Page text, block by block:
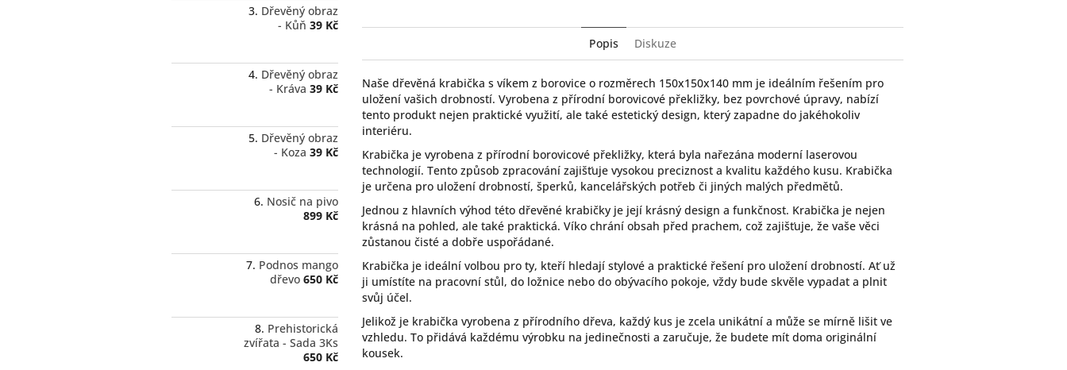
Dřevěný obraz
- Kůň 39 Kč
Dřevěný obraz
- Kráva 39 Kč
Dřevěný obraz
- Koza 39 Kč
Nosič na pivo
899 Kč
Podnos mango
dřevo 650 Kč
Prehistorická
zvířata - Sada 3Ks
650 Kč
Popis Diskuze
Naše dřevěná krabička s víkem z borovice o rozměrech 150x150x140 mm je ideálním řešením pro
uložení vašich drobností. Vyrobena z přírodní borovicové překližky, bez povrchové úpravy, nabízí
tento produkt nejen praktické využití, ale také estetický design, který zapadne do jakéhokoliv
interiéru.
Krabička je vyrobena z přírodní borovicové překližky, která byla nařezána moderní laserovou
technologií. Tento způsob zpracování zajišťuje vysokou preciznost a kvalitu každého kusu. Krabička
je určena pro uložení drobností, šperků, kancelářských potřeb či jiných malých předmětů.
Jednou z hlavních výhod této dřevěné krabičky je její krásný design a funkčnost. Krabička je nejen
krásná na pohled, ale také praktická. Víko chrání obsah před prachem, což zajišťuje, že vaše věci
zůstanou čisté a dobře uspořádané.
Krabička je ideální volbou pro ty, kteří hledají stylové a praktické řešení pro uložení drobností. Ať už
ji umístíte na pracovní stůl, do ložnice nebo do obývacího pokoje, vždy bude skvěle vypadat a plnit
svůj účel.
Jelikož je krabička vyrobena z přírodního dřeva, každý kus je zcela unikátní a může se mírně lišit ve
vzhledu. To přidává každému výrobku na jedinečnosti a zaručuje, že budete mít doma originální
kousek.